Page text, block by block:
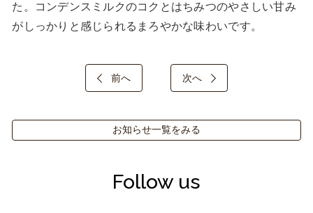
た。コンデンスミルクのコクとはちみつのやさしい甘み
がしっかりと感じられるまろやかな味わいです。
前へ 次へ
お知らせ一覧をみる
Follow us